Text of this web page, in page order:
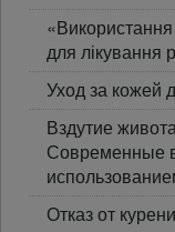
для лікування
Уход за кожей
Вздутие
Современные
Отказ от